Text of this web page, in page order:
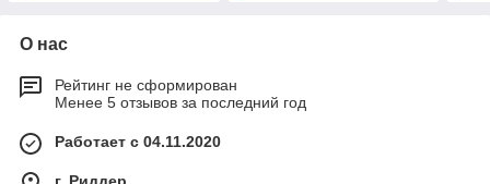
О нас
Рейтинг не сформирован
Менее 5 отзывов за последний год
Работает с 04.11.2020